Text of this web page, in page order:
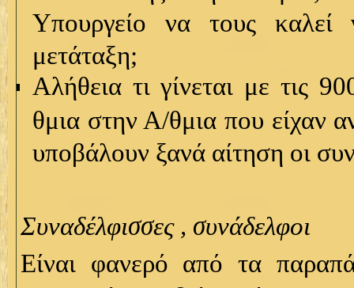
Υπουργείο να τους καλεί
μετάταξη;
Αλήθεια τι γίνεται με τις
θμια στην Α/θμια που είχαν
υποβάλουν ξανά αίτηση οι
Συναδέλφισσες , συνάδελφοι
Είναι φανερό από τα